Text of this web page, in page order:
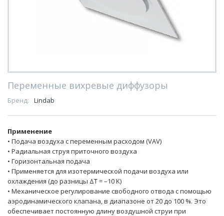
Переменные вихревые диффузоры
Бренд: Lindab
Применение
• Подача воздуха с переменным расходом (VAV)
• Радиальная струя приточного воздуха
• Горизонтальная подача
• Применяется для изотермической подачи воздуха или
охлаждения (до разницы ΔT = –10 K)
• Механическое регулирование свободного отвода с помощью
аэродинамического клапана, в диапазоне от 20 до 100 %. Это
обеспечивает постоянную длину воздушной струи при